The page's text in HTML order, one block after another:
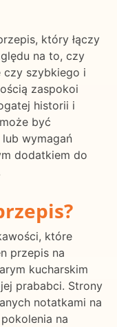
który łączy
na to, czy
czy szybkiego i
zaspokoi
historii i
być
wymagań
dodatkiem do
które
przepis na
kucharskim
prababci. Strony
notatkami na
na